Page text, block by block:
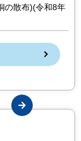
の散布)(令和8年